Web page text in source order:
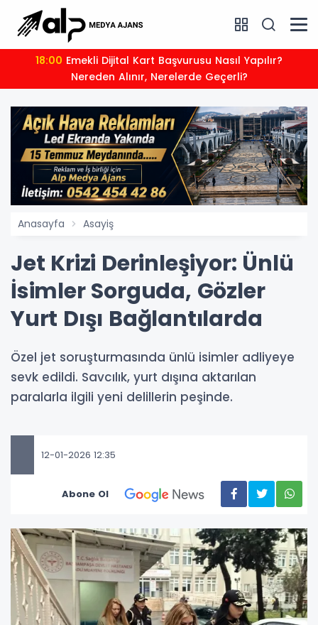
18:00
Nereden Alınır, Nerelerde Geçerli?
Anasayfa Asayiş
Jet Krizi Derinleşiyor: Ünlü
İsimler Sorguda, Gözler
Yurt Dışı Bağlantılarda
Özel jet soruşturmasında ünlü isimler adliyeye
sevk edildi. Savcılık, yurt dışına aktarılan
paralarla ilgili yeni delillerin peşinde.
12-01-2026 12:35
Abone Ol